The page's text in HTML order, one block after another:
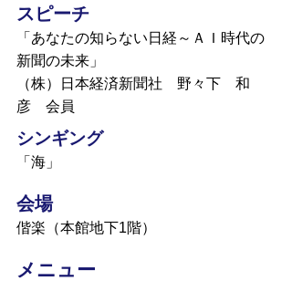
スピーチ
「あなたの知らない日経～ＡＩ時代の
新聞の未来」
（株）日本経済新聞社 野々下 和
彦 会員
シンギング
「海」
会場
偕楽（本館地下1階）
メニュー